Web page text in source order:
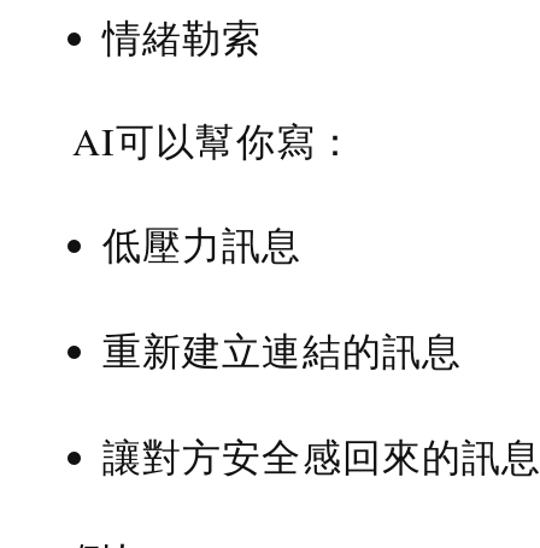
情緒勒索
AI可以幫你寫：
低壓力訊息
重新建立連結的訊息
讓對方安全感回來的訊